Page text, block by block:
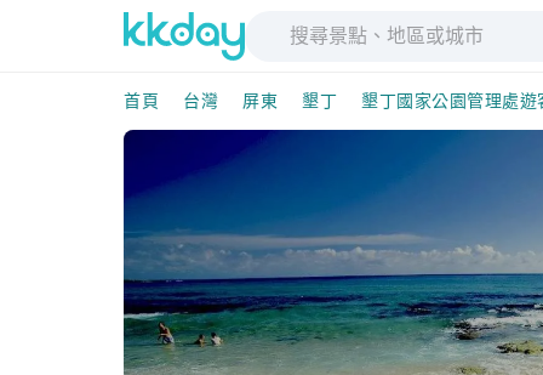
首頁 台灣 屏東 墾丁 墾丁國家公園管理處遊